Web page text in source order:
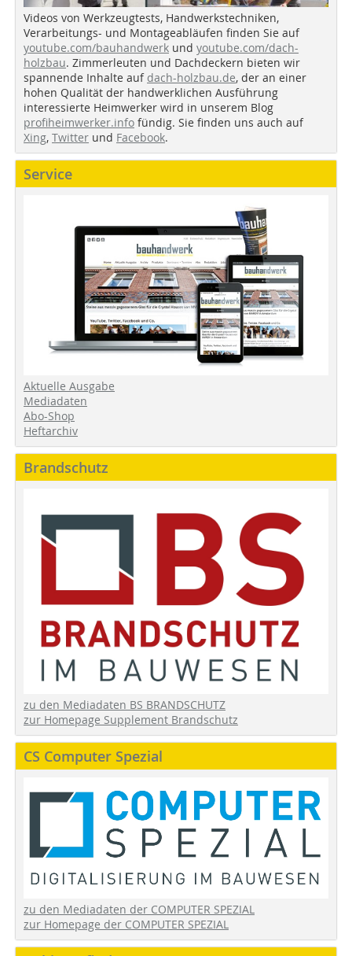
Videos von Werkzeugtests, Handwerkstechniken,
Verarbeitungs- und Montageabläufen finden Sie auf
youtube.com/bauhandwerk und youtube.com/dach-
holzbau. Zimmerleuten und Dachdeckern bieten wir
spannende Inhalte auf dach-holzbau.de, der an einer
hohen Qualität der handwerklichen Ausführung
interessierte Heimwerker wird in unserem Blog
profiheimwerker.info fündig. Sie finden uns auch auf
Xing, Twitter und Facebook.
Service
Aktuelle Ausgabe
Mediadaten
Abo-Shop
Heftarchiv
Brandschutz
zu den Mediadaten BS BRANDSCHUTZ
zur Homepage Supplement Brandschutz
CS Computer Spezial
zu den Mediadaten der COMPUTER SPEZIAL
zur Homepage der COMPUTER SPEZIAL